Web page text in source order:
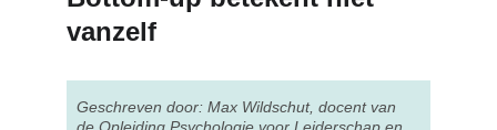
vanzelf
Geschreven door: Max Wildschut, docent van